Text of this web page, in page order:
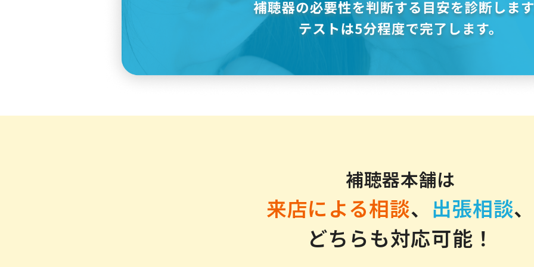
補聴器本舗は
来店による相談、 出張相談
どちらも対応可能！